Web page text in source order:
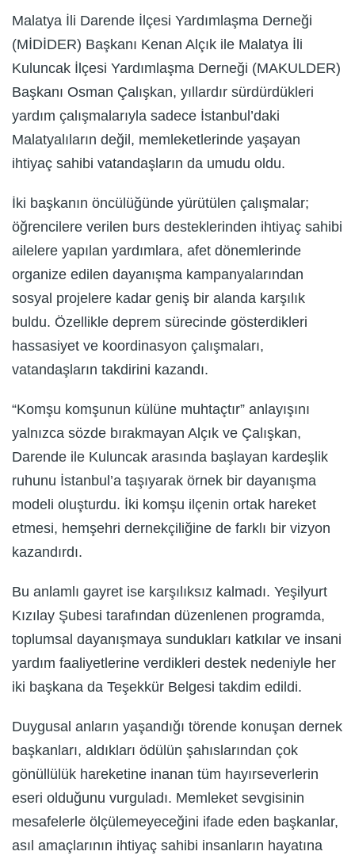
Malatya İli Darende İlçesi Yardımlaşma Derneği
(MİDİDER) Başkanı Kenan Alçık ile Malatya İli
Kuluncak İlçesi Yardımlaşma Derneği (MAKULDER)
Başkanı Osman Çalışkan, yıllardır sürdürdükleri
yardım çalışmalarıyla sadece İstanbul’daki
Malatyalıların değil, memleketlerinde yaşayan
ihtiyaç sahibi vatandaşların da umudu oldu.
İki başkanın öncülüğünde yürütülen çalışmalar;
öğrencilere verilen burs desteklerinden ihtiyaç sahibi
ailelere yapılan yardımlara, afet dönemlerinde
organize edilen dayanışma kampanyalarından
sosyal projelere kadar geniş bir alanda karşılık
buldu. Özellikle deprem sürecinde gösterdikleri
hassasiyet ve koordinasyon çalışmaları,
vatandaşların takdirini kazandı.
“Komşu komşunun külüne muhtaçtır” anlayışını
yalnızca sözde bırakmayan Alçık ve Çalışkan,
Darende ile Kuluncak arasında başlayan kardeşlik
ruhunu İstanbul’a taşıyarak örnek bir dayanışma
modeli oluşturdu. İki komşu ilçenin ortak hareket
etmesi, hemşehri dernekçiliğine de farklı bir vizyon
kazandırdı.
Bu anlamlı gayret ise karşılıksız kalmadı. Yeşilyurt
Kızılay Şubesi tarafından düzenlenen programda,
toplumsal dayanışmaya sundukları katkılar ve insani
yardım faaliyetlerine verdikleri destek nedeniyle her
iki başkana da Teşekkür Belgesi takdim edildi.
Duygusal anların yaşandığı törende konuşan dernek
başkanları, aldıkları ödülün şahıslarından çok
gönüllülük hareketine inanan tüm hayırseverlerin
eseri olduğunu vurguladı. Memleket sevgisinin
mesafelerle ölçülemeyeceğini ifade eden başkanlar,
asıl amaçlarının ihtiyaç sahibi insanların hayatına